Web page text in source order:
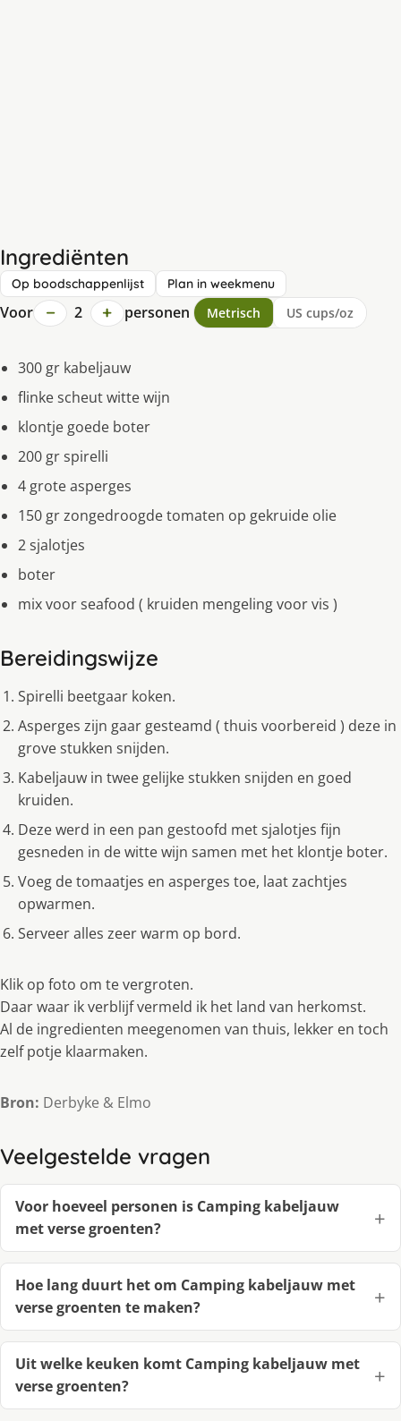
Ingrediënten
Op boodschappenlijst Plan in weekmenu
Voor − 2 + personen Metrisch US cups/oz
300 gr kabeljauw
flinke scheut witte wijn
klontje goede boter
200 gr spirelli
4 grote asperges
150 gr zongedroogde tomaten op gekruide olie
2 sjalotjes
boter
mix voor seafood ( kruiden mengeling voor vis )
Bereidingswijze
Spirelli beetgaar koken.
Asperges zijn gaar gesteamd ( thuis voorbereid ) deze in
grove stukken snijden.
Kabeljauw in twee gelijke stukken snijden en goed
kruiden.
Deze werd in een pan gestoofd met sjalotjes fijn
gesneden in de witte wijn samen met het klontje boter.
Voeg de tomaatjes en asperges toe, laat zachtjes
opwarmen.
Serveer alles zeer warm op bord.
Klik op foto om te vergroten.
Daar waar ik verblijf vermeld ik het land van herkomst.
Al de ingredienten meegenomen van thuis, lekker en toch
zelf potje klaarmaken.
Bron: Derbyke & Elmo
Veelgestelde vragen
Voor hoeveel personen is Camping kabeljauw
met verse groenten?
Hoe lang duurt het om Camping kabeljauw met
verse groenten te maken?
Uit welke keuken komt Camping kabeljauw met
verse groenten?